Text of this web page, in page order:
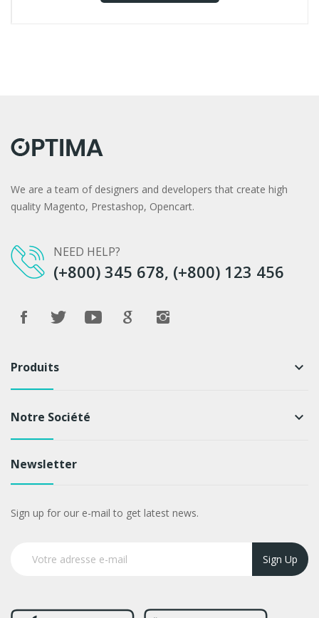
We are a team of designers and developers that create high
quality Magento, Prestashop, Opencart.
NEED HELP?
(+800) 345 678, (+800) 123 456
Produits keyboard_arrow_down
Notre Société keyboard_arrow_down
Newsletter
Sign up for our e-mail to get latest news.
Sign Up